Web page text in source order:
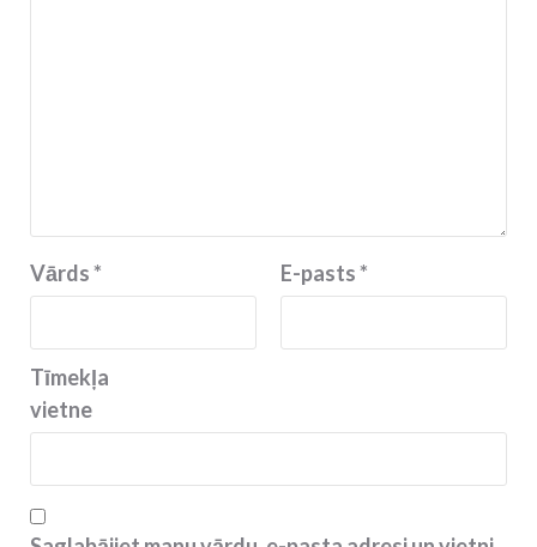
Vārds* E-pasts*
Tīmekļa
vietne